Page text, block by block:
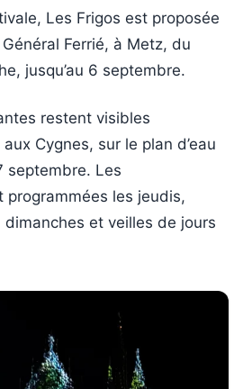
Les Frigos est proposée
Ferrié, à Metz, du
jusqu’au 6 septembre.
restent visibles
Cygnes, sur le plan d’eau
septembre. Les
programmées les jeudis,
et veilles de jours